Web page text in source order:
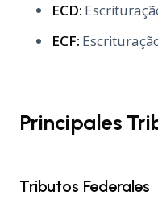
ECD:
ECF:
Principales
Tributos Federales